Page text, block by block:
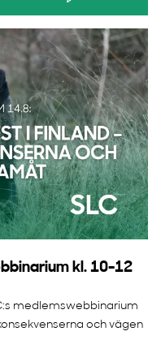
kl. 10-12
medlemswebbinarium
och vägen